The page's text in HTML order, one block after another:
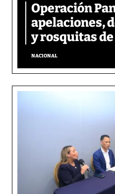
Operación
apelaciones,
y rosquitas
NACIONAL